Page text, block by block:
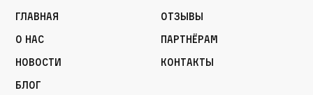
Главная
О нас
Новости
Блог
Отзывы
Партнёрам
Контакты